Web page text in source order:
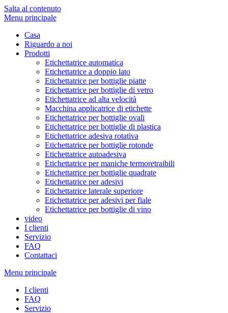
Salta al contenuto
Menu principale
Casa
Riguardo a noi
Prodotti
Etichettatrice automatica
Etichettatrice a doppio lato
Etichettatrice per bottiglie piatte
Etichettatrice per bottiglie di vetro
Etichettatrice ad alta velocità
Macchina applicatrice di etichette
Etichettatrice per bottiglie ovali
Etichettatrice per bottiglie di plastica
Etichettatrice adesiva rotativa
Etichettatrice per bottiglie rotonde
Etichettatrice autoadesiva
Etichettatrice per maniche termoretraibili
Etichettatrice per bottiglie quadrate
Etichettatrice per adesivi
Etichettatrice laterale superiore
Etichettatrice per adesivi per fiale
Etichettatrice per bottiglie di vino
video
I clienti
Servizio
FAQ
Contattaci
Menu principale
I clienti
FAQ
Servizio